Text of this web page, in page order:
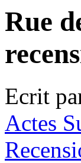
Rue
Ecrit
Actes